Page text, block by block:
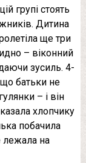
групі стоять
Дитина
ще три
– віконний
зусиль. 4-
батьки не
– і він
хлопчику
побачила
лежала на